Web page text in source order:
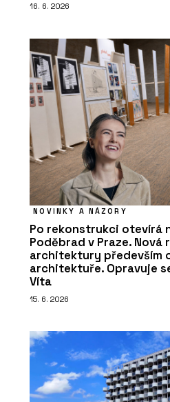
16. 6. 2026
NOVINKY A NÁZORY
Po rekonstrukci otevírá
Poděbrad v Praze. Nová
architektury především
architektuře. Opravuje
Víta
15. 6. 2026